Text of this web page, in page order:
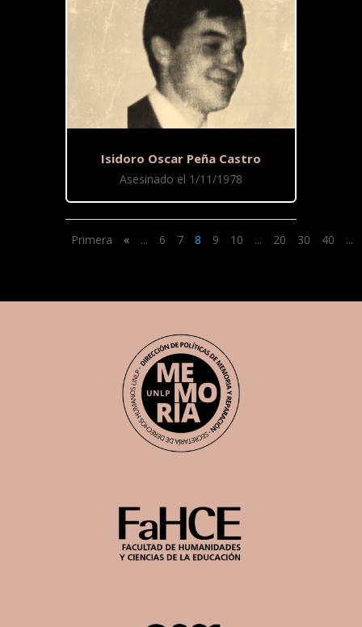
Isidoro Oscar Peña Castro
Asesinado el 1/11/1978
Primera « ... 6 7 8 9 10 ... 20 30 40 ...